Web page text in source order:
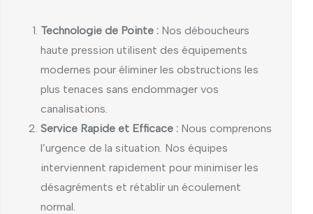
Technologie de Pointe : Nos déboucheurs
haute pression utilisent des équipements
modernes pour éliminer les obstructions les
plus tenaces sans endommager vos
canalisations.
Service Rapide et Efficace : Nous comprenons
l’urgence de la situation. Nos équipes
interviennent rapidement pour minimiser les
désagréments et rétablir un écoulement
normal.